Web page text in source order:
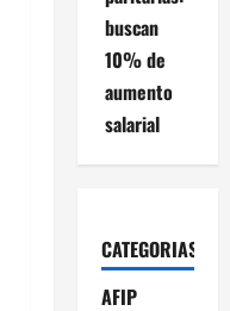
buscan
10% de
aumento
salarial
CATEGORIAS
AFIP